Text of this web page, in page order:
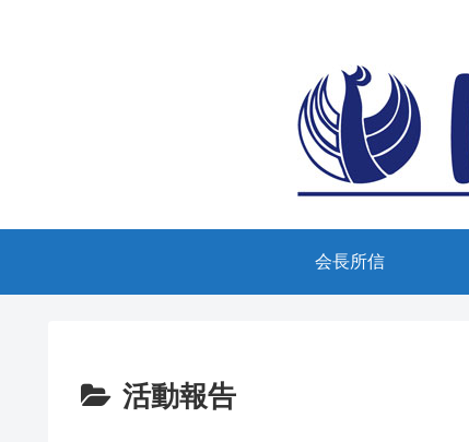
会長所信
活動報告